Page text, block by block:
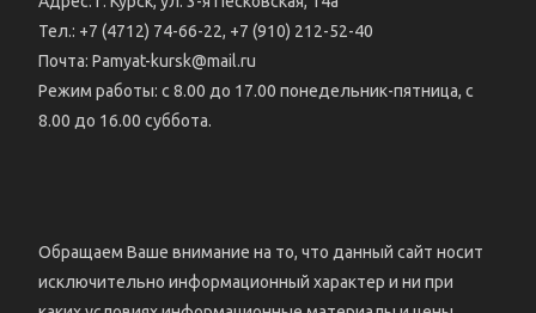
Тел.: +7 (4712) 74-66-22, +7 (910) 212-52-40
Почта: Pamyat-kursk@mail.ru
Режим работы: с 8.00 до 17.00 понедельник-пятница, с
8.00 до 16.00 суббота.
Обращаем Ваше внимание на то, что данный сайт носит
исключительно информационный характер и ни при